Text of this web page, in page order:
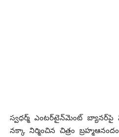
స్వధర్మ్ ఎంటర్‌టైన్‌మెంట్
నక్కా నిర్మించిన చిత్రం